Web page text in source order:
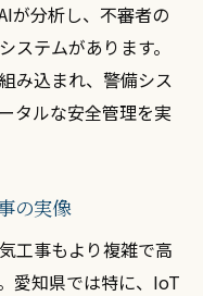
が分析し、不審者の
ステムがあります。
み込まれ、警備シス
タルな安全管理を実
の実像
工事もより複雑で高
愛知県では特に、IoT